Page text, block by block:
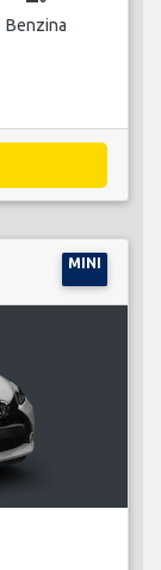
Benzina
MINI